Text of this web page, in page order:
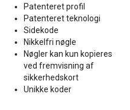
Patenteret profil
Patenteret teknologi
Sidekode
Nikkelfri nøgle
Nøgler kan kun kopieres
ved fremvisning af
sikkerhedskort
Unikke koder